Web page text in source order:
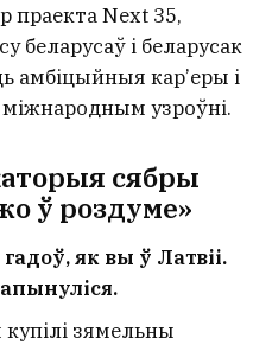
праекта Next 35,
беларусаў і беларусак
амбіцыйныя кар’еры і
узроўні.
сябры
ў роздуме»
як вы ў Латвіі.
зямельны